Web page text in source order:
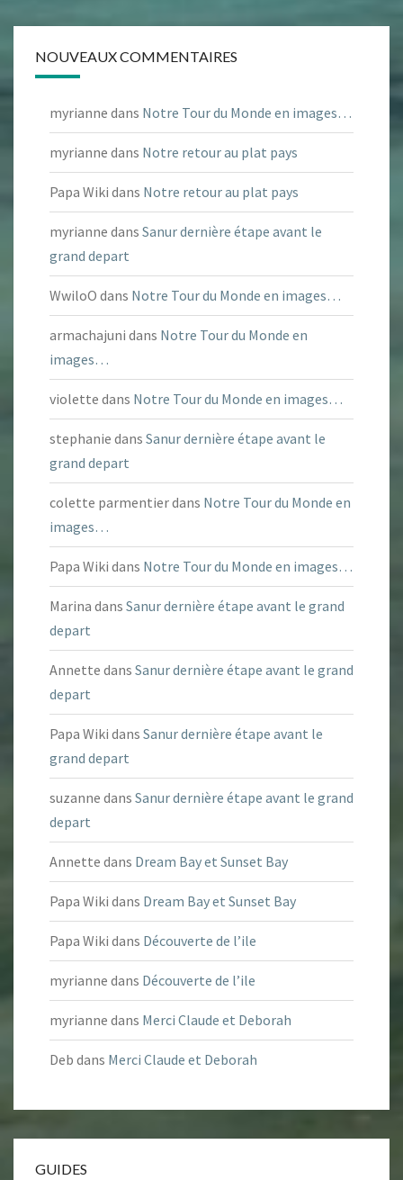
NOUVEAUX COMMENTAIRES
myrianne dans Notre Tour du Monde en images…
myrianne dans Notre retour au plat pays
Papa Wiki dans Notre retour au plat pays
myrianne dans Sanur dernière étape avant le
grand depart
WwiloO dans Notre Tour du Monde en images…
armachajuni dans Notre Tour du Monde en
images…
violette dans Notre Tour du Monde en images…
stephanie dans Sanur dernière étape avant le
grand depart
colette parmentierdans Notre Tour du Monde en
images…
Papa Wiki dans Notre Tour du Monde en images…
Marina dans Sanur dernière étape avant le grand
depart
Annette dans Sanur dernière étape avant le grand
depart
Papa Wiki dans Sanur dernière étape avant le
grand depart
suzanne dans Sanur dernière étape avant le grand
depart
Annette dans Dream Bay et Sunset Bay
Papa Wiki dans Dream Bay et Sunset Bay
Papa Wiki dans Découverte de l’ile
myrianne dans Découverte de l’ile
myrianne dans Merci Claude et Deborah
Deb dans Merci Claude et Deborah
GUIDES